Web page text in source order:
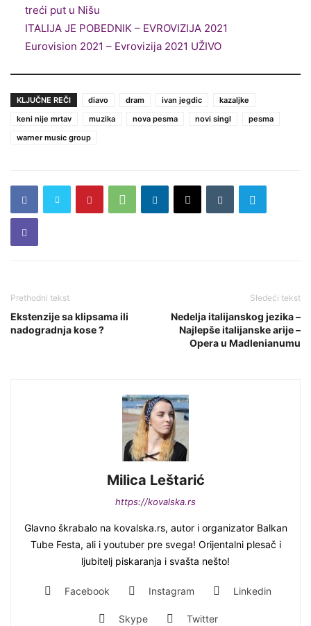
treći put u Nišu
ITALIJA JE POBEDNIK – EVROVIZIJA 2021
Eurovision 2021 – Evrovizija 2021 UŽIVO
KLJUČNE REČI diavo dram ivan jegdic
kazaljke
keni nije mrtav
muzika nova pesma novi singl
pesma
warner music group
Prethodni tekst
Ekstenzije sa klipsama ili
nadogradnja kose ?
Sledeći tekst
Nedelja italijanskog jezika –
Najlepše italijanske arije –
Opera u Madlenianumu
Milica Leštarić
https://kovalska.rs
Glavno škrabalo na kovalska.rs, autor i organizator Balkan
Tube Festa, ali i youtuber pre svega! Orijentalni plesač i
ljubitelj piskaranja i svašta nešto!
Facebook Instagram Linkedin
Skype Twitter